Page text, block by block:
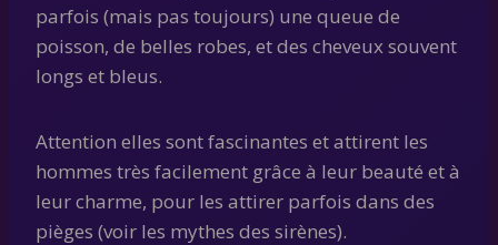
parfois (mais pas toujours) une queue de
poisson, de belles robes, et des cheveux souvent
longs et bleus.
Attention elles sont fascinantes et attirent les
hommes très facilement grâce à leur beauté et à
leur charme, pour les attirer parfois dans des
pièges (voir les mythes des sirènes).